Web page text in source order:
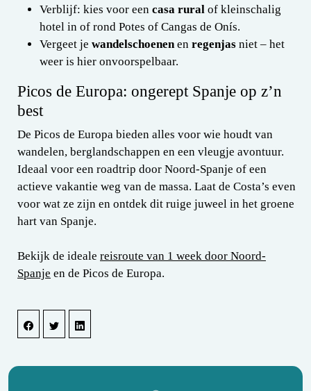
Verblijf: kies voor een casa rural of kleinschalig
hotel in of rond Potes of Cangas de Onís.
Vergeet je wandelschoenenen regenjas niet – het
weer is hier onvoorspelbaar.
Picos de Europa: ongerept Spanje op z’n
best
De Picos de Europa bieden alles voor wie houdt van
wandelen, berglandschappen en een vleugje avontuur.
Ideaal voor een roadtrip door Noord-Spanje of een
actieve vakantie weg van de massa. Laat de Costa’s even
voor wat ze zijn en ontdek dit ruige juweel in het groene
hart van Spanje.
Bekijk de ideale reisroute van 1 week door Noord-
Spanje en de Picos de Europa.